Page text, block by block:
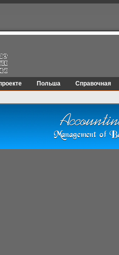
Польша Справочная